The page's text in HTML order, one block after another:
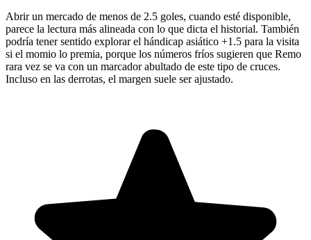
Abrir un mercado de menos de 2.5 goles, cuando esté disponible,
parece la lectura más alineada con lo que dicta el historial. También
podría tener sentido explorar el hándicap asiático +1.5 para la visita
si el momio lo premia, porque los números fríos sugieren que Remo
rara vez se va con un marcador abultado de este tipo de cruces.
Incluso en las derrotas, el margen suele ser ajustado.